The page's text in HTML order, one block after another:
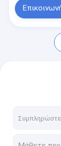
Ζητήστε